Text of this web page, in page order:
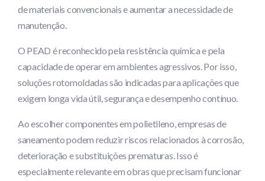
de materiais convencionais e aumentar a necessidade de
manutenção.
O PEAD é reconhecido pela resistência química e pela
capacidade de operar em ambientes agressivos. Por isso,
soluções rotomoldadas são indicadas para aplicações que
exigem longa vida útil, segurança e desempenho contínuo.
Ao escolher componentes em polietileno, empresas de
saneamento podem reduzir riscos relacionados à corrosão,
deterioração e substituições prematuras. Isso é
especialmente relevante em obras que precisam funcionar